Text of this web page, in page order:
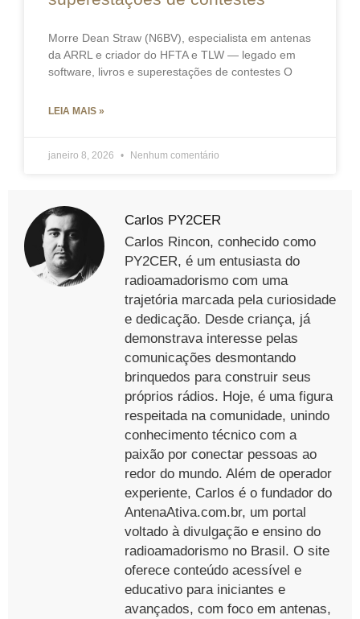
Morre Dean Straw (N6BV), especialista em antenas
da ARRL e criador do HFTA e TLW — legado em
software, livros e superestações de contestes O
LEIA MAIS »
janeiro 8, 2026 Nenhum comentário
Carlos PY2CER
Carlos Rincon, conhecido como
PY2CER, é um entusiasta do
radioamadorismo com uma
trajetória marcada pela curiosidade
e dedicação. Desde criança, já
demonstrava interesse pelas
comunicações desmontando
brinquedos para construir seus
próprios rádios. Hoje, é uma figura
respeitada na comunidade, unindo
conhecimento técnico com a
paixão por conectar pessoas ao
redor do mundo. Além de operador
experiente, Carlos é o fundador do
AntenaAtiva.com.br, um portal
voltado à divulgação e ensino do
radioamadorismo no Brasil. O site
oferece conteúdo acessível e
educativo para iniciantes e
avançados, com foco em antenas,